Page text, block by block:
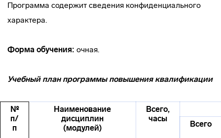
Программа содержит сведения конфиденциального
характера.
Форма обучения: очная.
Учебный план программы повышения квалификации
№
п/
п
Наименование
дисциплин
(модулей)
Всего,
часы
Всего